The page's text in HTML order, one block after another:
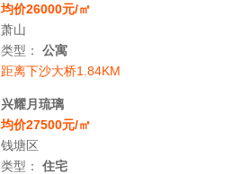
均价26000元/㎡
萧山
类型：公寓
距离下沙大桥1.84KM
兴耀月琉璃
均价27500元/㎡
钱塘区
类型：住宅